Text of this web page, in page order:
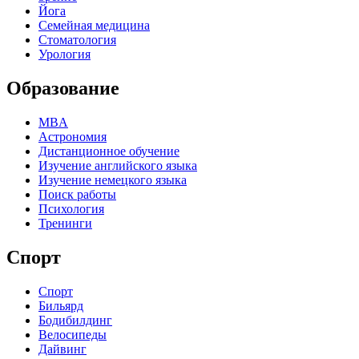
Йога
Семейная медицина
Стоматология
Урология
Образование
MBA
Астрономия
Дистанционное обучение
Изучение английского языка
Изучение немецкого языка
Поиск работы
Психология
Тренинги
Спорт
Спорт
Бильярд
Бодибилдинг
Велосипеды
Дайвинг